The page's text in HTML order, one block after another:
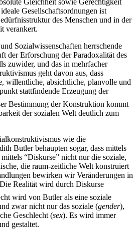
Gleichheit sowie Gerechtigkeit
Gesellschaftsordnungen ist
des Menschen und in der
verankert.
Sozialwissenschaften herrschende
der Erforschung der Paradoxalität des
zuwider, und das in mehrfacher
geht davon aus, dass
willentliche, absichtliche, planvolle und
stattfindende Erzeugung der
Bestimmung der Konstruktion kommt
der sozialen Welt deutlich zum
wie die
Butler behaupten sogar, dass mittels
“Diskurse” nicht nur die soziale,
die raum-zeitliche Welt konstruiert
bewirken wir Veränderungen in
Realität wird durch Diskurse
wird von Butler als eine soziale
zwar nicht nur das soziale (gender),
Geschlecht (sex). Es wird immer
gestaltet.